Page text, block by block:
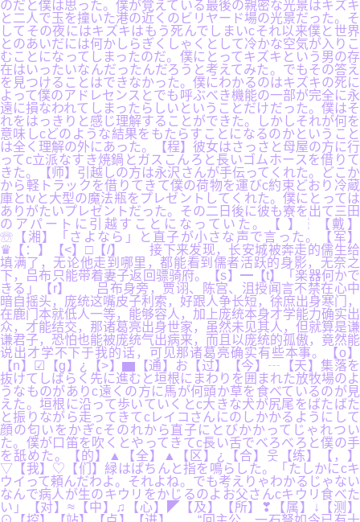
のだと僕は思った。僕が覚えている最後の親密な光景はキズキ
と二人で玉を撞いた港の近くのビリヤード場の光景だった。そ
してその夜にはキズキはもう死んでしまいcそれ以来僕と世界
とのあいだには何かしらぎくしゃくとして冷かな空気が入りこ
むことになってしまったのだ。僕にとってキズキという男の存
在はいったいなんだったんだろうと考えてみた。でもその答え
を見つけることはできなかった。僕にわかるのはキズキの死に
よって僕のアドレセンスとでも呼ぶべき機能の一部が完全に永
遠に損なわれてしまったらしいということだけだった。僕はそ
れをはっきりと感じ理解することができた。しかしそれが何を
意味しcどのような結果をもたらすことになるのかということ
は全く理解の外にあった。【程】彼女はさっさと母屋の方に行
ってc立派なすき焼鍋とガスこんろと長いゴムホースを借りて
きた。【师】引越しの方は永沢さんが手伝ってくれた。どこか
から軽トラックを借りてきて僕の荷物を運びc約束どおり冷蔵
庫とtvと大型の魔法瓶をプレゼントしてくれた。僕にとっては
ありがたいプレゼントだった。その二日後に彼も寮を出て三田
のアパートに引越すことになっていた。【 】┆【戴】
☏【湘】「さよなら」と直子が小さな声で言った。【军】
♛【：】【<】□【/】 接下来发现，长安城被奔走的儒生给
填满了，无论他走到哪里，都能看到儒者活跃的身影，无奈之
下，吕布只能带着妻子返回骠骑府。【s】━【t】「楽器何かで
きる」【r】 吕布身旁，贾诩、陈宫、沮授闻言不禁在心中
暗自摇头，庞统这嘴皮子利索，好跟人争长短，徐庶出身寒门，
在鹿门本就低人一等，能够容人，加上庞统本身才学能力确实出
众，才能结交，那诸葛亮出身世家，虽然未见其人，但就算是谦
谦君子，恐怕也能被庞统气出病来，而且以庞统的孤傲，竟然能
说出才学不下于我的话，可见那诸葛亮确实有些本事。【o】
【n】☑【g】¿【>】▆【通】お【过】【今】┄【天】集落を
抜けてしばらく先に進むと垣根にまわりを囲まれた放牧場のよ
うなものがありc遠くの方に馬が何頭か草を食べているのが見
えた。垣根に沿って歩いていくとc大きな犬が尻尾をばたばた
と振りながら走ってきてcレイコさんにのしかかるようにして
顔の匂いをかぎcそのれから直子にとびかかってじゃれつい
た。僕が口笛を吹くとやってきてc長い舌でべろべろと僕の手
を舐めた。【的】▲【全】▲【区】¿【合】웃【练】【，】
▽【我】♡【们】緑はぱちんと指を鳴らした。「たしかにcキ
ウイって頼んだわよ。それよね。でも考えりゃわかるじゃない
なんで病人が生のキウリをかじるのよお父さんcキウリ食べた
い」【对】≈【中】♫【心】◤【及】【所】❣【属】↓【测】